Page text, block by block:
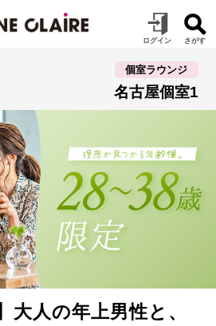
個室ラウンジ
名古屋個室1
大人の年上男性と、